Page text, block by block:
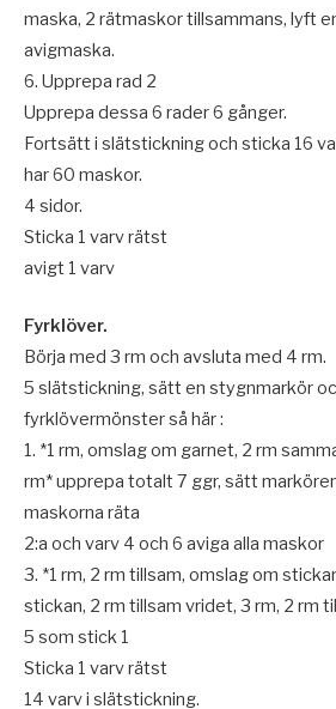
maska, 2 rätmaskor tillsammans, lyft
avigmaska.
6. Upprepa rad 2
Upprepa dessa 6 rader 6 gånger.
Fortsätt i slätstickning och sticka 16
har 60 maskor.
4 sidor.
Sticka 1 varv rätst
avigt 1 varv
Fyrklöver.
Börja med 3 rm och avsluta med 4 rm.
5 slätstickning, sätt en stygnmarkör
fyrklövermönster så här :
1. *1 rm, omslag om garnet, 2 rm
rm* upprepa totalt 7 ggr, sätt
maskorna räta
2:a och varv 4 och 6 aviga alla maskor
3. *1 rm, 2 rm tillsam, omslag om
stickan, 2 rm tillsam vridet, 3 rm, 2 rm
5 som stick 1
Sticka 1 varv rätst
14 varv i slätstickning.